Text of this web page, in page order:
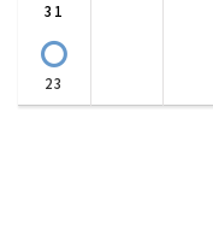
31
〇
23